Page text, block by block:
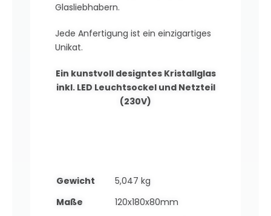
Glasliebhabern.
Jede Anfertigung ist ein einzigartiges
Unikat.
Ein kunstvoll designtes Kristallglas
inkl. LED Leuchtsockel und Netzteil
(230V)
Gewicht
5,047 kg
Maße
120x180x80mm